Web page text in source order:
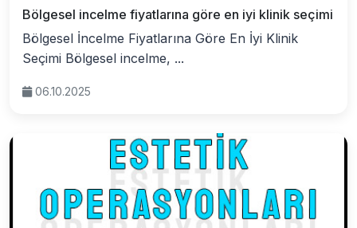
Bölgesel incelme fiyatlarına göre en iyi klinik seçimi
Bölgesel İncelme Fiyatlarına Göre En İyi Klinik
Seçimi Bölgesel incelme, ...
06.10.2025